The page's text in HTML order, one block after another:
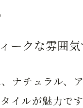
ークな雰囲
ナチュラル、
イルが魅力で